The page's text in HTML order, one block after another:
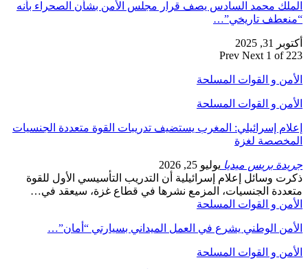
الملك محمد السادس يصف قرار مجلس الأمن بشأن الصحراء بأنه
“منعطف تاريخي”…
أكتوبر 31, 2025
Prev Next 1 of 223
الأمن و القوات المسلحة
الأمن و القوات المسلحة
إعلام إسرائيلي: المغرب يستضيف تدريبات القوة متعددة الجنسيات
المخصصة لغزة
جريدة بريس ميديا يوليو 25, 2026
ذكرت وسائل إعلام إسرائيلية أن التدريب التأسيسي الأول للقوة
متعددة الجنسيات، المزمع نشرها في قطاع غزة، سيعقد في…
الأمن و القوات المسلحة
الأمن الوطني يشرع في العمل الميداني بسيارتي “أمان”…
الأمن و القوات المسلحة